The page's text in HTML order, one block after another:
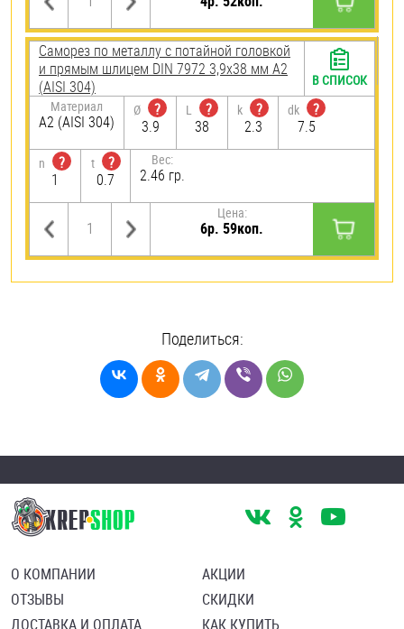
Саморез по металлу с потайной головкой
и прямым шлицем DIN 7972 3,9х38 мм А2
(AISI 304)
Материал
А2 (AISI 304)
Ø
?
3.9
L
?
38
k
?
2.3
dk
?
7.5
n
?
1
t
?
0.7
Вес:
2.46 гр.
Цена:
6р. 59коп.
В СПИСОК
Поделиться:
О КОМПАНИИ
ОТЗЫВЫ
ДОСТАВКА И ОПЛАТА
АКЦИИ
СКИДКИ
КАК КУПИТЬ